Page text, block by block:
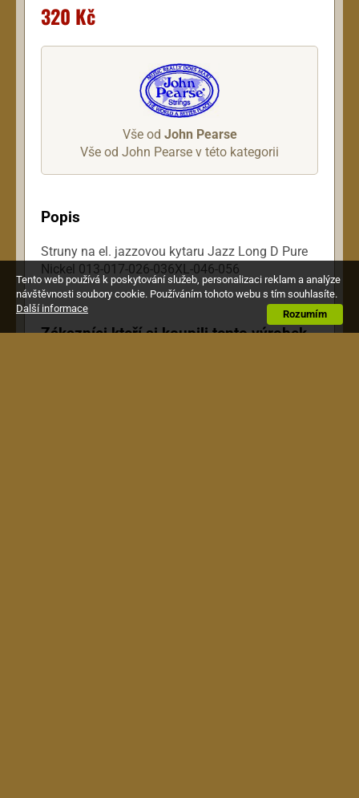
320 Kč
Vše od John Pearse
Vše od John Pearse v této kategorii
Popis
Struny na el. jazzovou kytaru Jazz Long D Pure
Nickel 013-017-026-036XL-046-056
Zákazníci kteří si koupili tento výrobek,
Tento web používá k poskytování služeb, personalizaci reklam a analýze
návštěvnosti soubory cookie. Používáním tohoto webu s tím souhlasíte.
Rozumím
Další informace